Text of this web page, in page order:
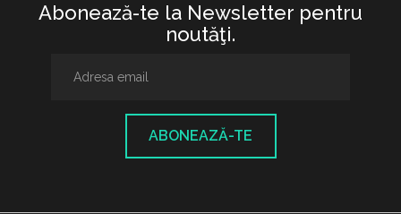
Abonează-te la Newsletter pentru
noutăţi.
ABONEAZĂ-TE